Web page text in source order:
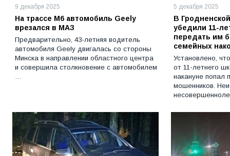
9 декабря 2025
На трассе М6 автомобиль Geely
врезался в МАЗ
Предварительно, 43-летняя водитель
автомобиля Geely двигалась со стороны
Минска в направлении областного центра
и совершила столкновение с автомобилем
…
5 декабря 2025
В
убедили 11-
передать им
семейных
Установлено,
от 11-летнего
накануне попал
мошенников.